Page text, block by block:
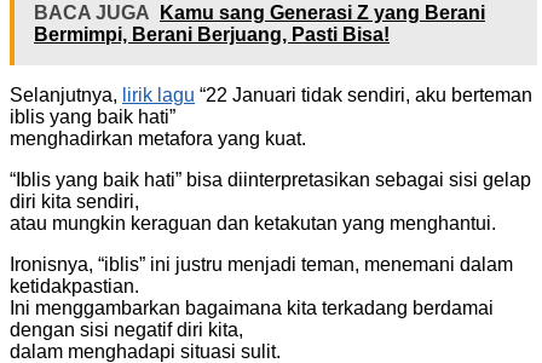
BACA JUGA
Kamu sang Generasi Z yang Berani
Bermimpi, Berani Berjuang, Pasti Bisa!
Selanjutnya, lirik lagu “22 Januari tidak sendiri, aku berteman
iblis yang baik hati”
menghadirkan metafora yang kuat.
“Iblis yang baik hati” bisa diinterpretasikan sebagai sisi gelap
diri kita sendiri,
atau mungkin keraguan dan ketakutan yang menghantui.
Ironisnya, “iblis” ini justru menjadi teman, menemani dalam
ketidakpastian.
Ini menggambarkan bagaimana kita terkadang berdamai
dengan sisi negatif diri kita,
dalam menghadapi situasi sulit.